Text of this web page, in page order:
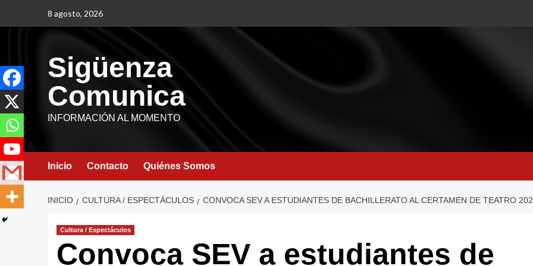
8 agosto, 2026
Sigüenza
Comunica
INFORMACIÓN AL MOMENTO
Inicio Contacto Quiénes Somos
INICIO CULTURA / ESPECTÁCULOS CONVOCA SEV A ESTUDIANTES DE BACHILLERATO AL CERTAMEN DE TEATRO
Cultura / Espectáculos
Convoca SEV a estudiantes de